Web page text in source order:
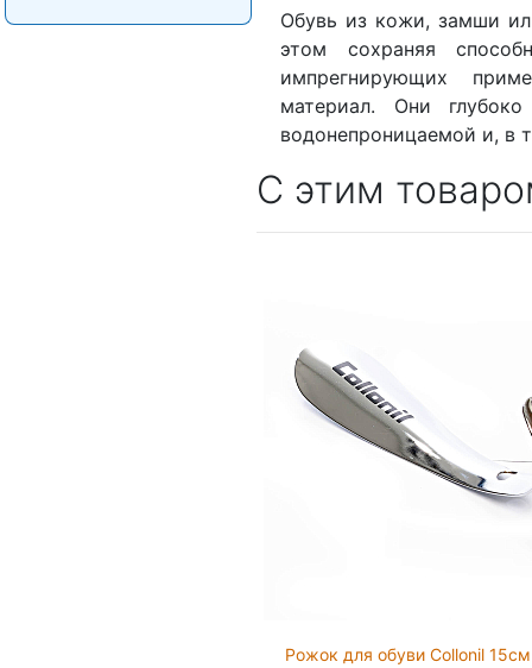
Обувь из кожи, замши
этом сохраняя
импрегнирующих
материал. Они
водонепроницаемой и, в
С этим
Рожок для обуви Collonil